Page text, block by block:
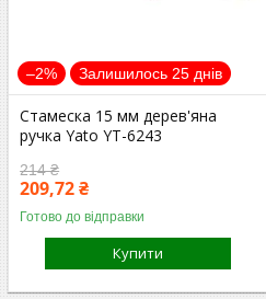
–2% Залишилось 25 днів
Стамеска 15 мм дерев'яна
ручка Yato YT-6243
214 ₴
209,72 ₴
Готово до відправки
Купити